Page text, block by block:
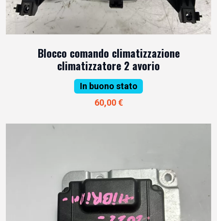
Blocco comando climatizzazione
climatizzatore 2 avorio
In buono stato
60,00 €